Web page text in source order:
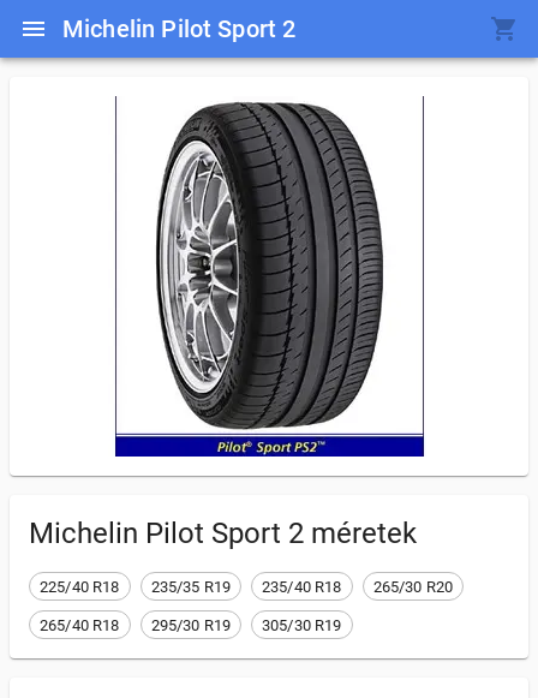
Michelin Pilot Sport 2
Michelin Pilot Sport 2 méretek
225/40 R18 235/35 R19 235/40 R18 265/30 R20
265/40 R18 295/30 R19 305/30 R19